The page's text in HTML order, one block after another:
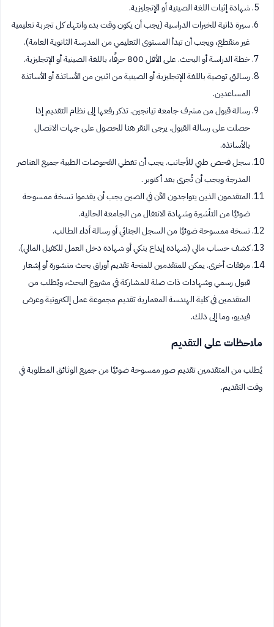
شهادة إثبات اللغة الصينية أو الإنجليزية.
سيرة ذاتية للخبرات الدراسية (يجب أن يكون وقت بدء وانتهاء كل تجربة تعليمية
غير منقطع، ويجب أن تبدأ المستوى التعليمي من المدرسة الثانوية العامة).
خطة الدراسة أو البحث. على الأقل 800 حرفًا، باللغة الصينية أو الإنجليزية.
رسالتي توصية باللغة الإنجليزية أو الصينية من اثنين من الأساتذة أو الأساتذة
المساعدين.
رسالة قبول من مشرف جامعة تيانجين. تذكر رفعها إلى نظام التقديم إذا
حصلت على رسالة القبول. يرجى النقر هنا للحصول على جهات الاتصال
بالأساتذة.
سجل فحص طبي للأجانب. يجب أن تغطي الفحوصات الطبية جميع العناصر
المدرجة ويجب أن تُجرى بعد أكتوبر .
المتقدمون الذين يتواجدون الآن في الصين يجب أن يقدموا نسخة ممسوحة
ضوئيًا من التأشيرة وشهادة الانتقال من الجامعة الحالية.
نسخة ممسوحة ضوئيًا من السجل الجنائي أو رسالة أداء الطالب.
كشف حساب مالي (شهادة إيداع بنكي أو شهادة دخل العمل للكفيل المالي).
مرفقات أخرى. يمكن للمتقدمين للمنحة تقديم أوراق بحث منشورة أو إشعار
قبول رسمي وشهادات ذات صلة للمشاركة في مشروع البحث، ويُطلب من
المتقدمين في كلية الهندسة المعمارية تقديم مجموعة عمل إلكترونية وعرض
فيديو، وما إلى ذلك.
ملاحظات على التقديم
يُطلب من المتقدمين تقديم صور ممسوحة ضوئيًا من جميع الوثائق المطلوبة في
وقت التقديم.